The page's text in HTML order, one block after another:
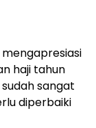
haji tahun
sangat
diperbaiki